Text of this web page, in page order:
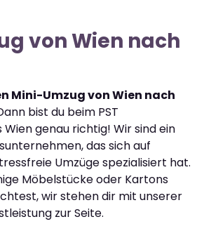
von Wien nach
Mini-Umzug von Wien nach
bist du beim PST
Wien genau richtig! Wir sind ein
das sich auf
Umzüge spezialisiert hat.
Möbelstücke oder Kartons
wir stehen dir mit unserer
zur Seite.